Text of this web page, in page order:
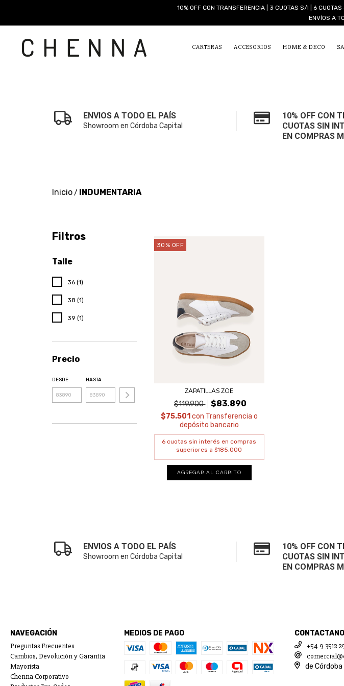
10% OFF CON TRANSFERENCIA | 3 CUOTAS S/I | 6
ENVÍOS A
CARTERAS ACCESORIOS HOME & DECO
ENVIOS A TODO EL PAÍS
Showroom en Córdoba Capital
10% OFF CON
CUOTAS SIN
EN COMPRAS
Inicio/ INDUMENTARIA
Filtros
Talle
36 (1)
38 (1)
39 (1)
Precio
DESDE HASTA
30% OFF
ZAPATILLAS ZOE
$119.900 $83.890
$75.501 con Transferencia o
depósito bancario
AGREGAR AL CARRITO
ENVIOS A TODO EL PAÍS
Showroom en Córdoba Capital
10% OFF CON
CUOTAS SIN
EN COMPRAS
NAVEGACIÓN
Preguntas Frecuentes
Cambios, Devolución y Garantía
Mayorista
Chenna Corporativo
MEDIOS DE PAGO
+54 9 3512
de